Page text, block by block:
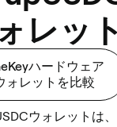
レッ
ハードウェア
ォレットを比較
ウォレットは、